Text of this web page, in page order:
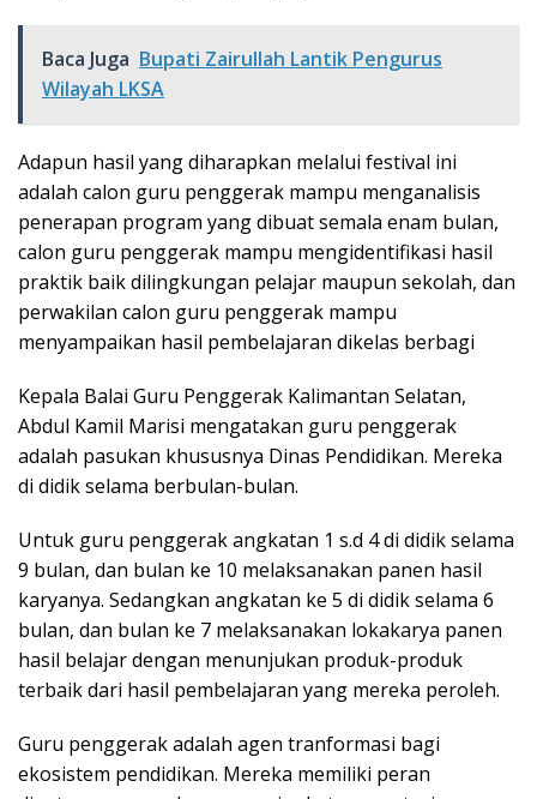
Baca Juga Bupati Zairullah Lantik Pengurus
Wilayah LKSA
Adapun hasil yang diharapkan melalui festival ini
adalah calon guru penggerak mampu menganalisis
penerapan program yang dibuat semala enam bulan,
calon guru penggerak mampu mengidentifikasi hasil
praktik baik dilingkungan pelajar maupun sekolah, dan
perwakilan calon guru penggerak mampu
menyampaikan hasil pembelajaran dikelas berbagi
Kepala Balai Guru Penggerak Kalimantan Selatan,
Abdul Kamil Marisi mengatakan guru penggerak
adalah pasukan khususnya Dinas Pendidikan. Mereka
di didik selama berbulan-bulan.
Untuk guru penggerak angkatan 1 s.d 4 di didik selama
9 bulan, dan bulan ke 10 melaksanakan panen hasil
karyanya. Sedangkan angkatan ke 5 di didik selama 6
bulan, dan bulan ke 7 melaksanakan lokakarya panen
hasil belajar dengan menunjukan produk-produk
terbaik dari hasil pembelajaran yang mereka peroleh.
Guru penggerak adalah agen tranformasi bagi
ekosistem pendidikan. Mereka memiliki peran